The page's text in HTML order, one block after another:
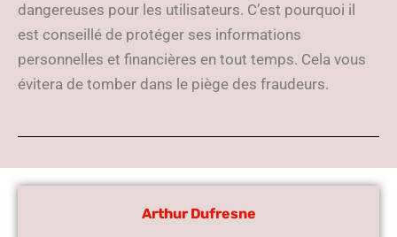
dangereuses pour les utilisateurs. C’est pourquoi il
est conseillé de protéger ses informations
personnelles et financières en tout temps. Cela vous
évitera de tomber dans le piège des fraudeurs.
Arthur Dufresne